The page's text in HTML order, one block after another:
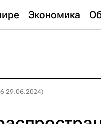
Экономика
29.06.2024)